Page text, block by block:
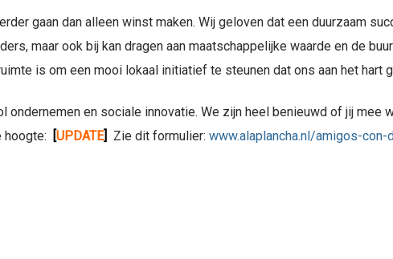
gaan dan alleen winst maken. Wij geloven dat een duurzaam
maar ook bij kan dragen aan maatschappelijke waarde en de
is om een mooi lokaal initiatief te steunen dat ons aan het hart
ondernemen en sociale innovatie. We zijn heel benieuwd of jij mee
hoogte:
[UPDATE] Zie dit formulier: www.alaplancha.nl/amigos-con-